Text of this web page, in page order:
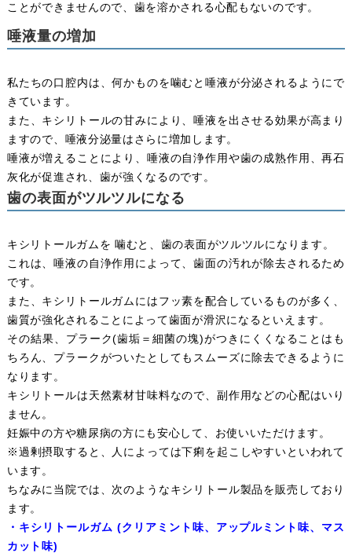
ことができませんので、歯を溶かされる心配もないのです。
唾液量の増加
私たちの口腔内は、何かものを噛むと唾液が分泌されるようにで
きています。
また、キシリトールの甘みにより、唾液を出させる効果が高まり
ますので、唾液分泌量はさらに増加します。
唾液が増えることにより、唾液の自浄作用や歯の成熟作用、再石
灰化が促進され、歯が強くなるのです。
歯の表面がツルツルになる
キシリトールガムを 噛むと、歯の表面がツルツルになります。
これは、唾液の自浄作用によって、歯面の汚れが除去されるため
です。
また、キシリトールガムにはフッ素を配合しているものが多く、
歯質が強化されることによって歯面が滑沢になるといえます。
その結果、プラーク(歯垢＝細菌の塊)がつきにくくなることはも
ちろん、プラークがついたとしてもスムーズに除去できるように
なります。
キシリトールは天然素材甘味料なので、副作用などの心配はいり
ません。
妊娠中の方や糖尿病の方にも安心して、お使いいただけます。
※過剰摂取すると、人によっては下痢を起こしやすいといわれて
います。
ちなみに当院では、次のようなキシリトール製品を販売しており
ます。
・キシリトールガム (クリアミント味、アップルミント味、マス
カット味)